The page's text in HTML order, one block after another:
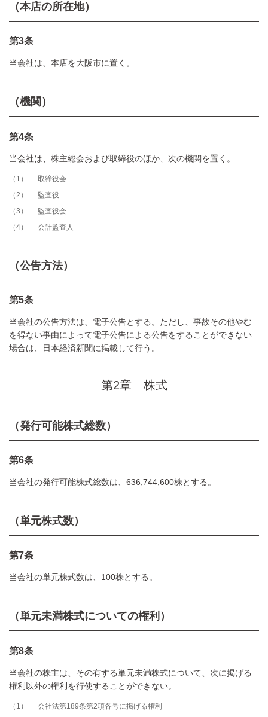
（本店の所在地）
第3条
当会社は、本店を大阪市に置く。
（機関）
第4条
当会社は、株主総会および取締役のほか、次の機関を置く。
1
取締役会
2
監査役
3
監査役会
4
会計監査人
（公告方法）
第5条
当会社の公告方法は、電子公告とする。ただし、事故その他やむ
を得ない事由によって電子公告による公告をすることができない
場合は、日本経済新聞に掲載して行う。
第2章 株式
（発行可能株式総数）
第6条
当会社の発行可能株式総数は、636,744,600株とする。
（単元株式数）
第7条
当会社の単元株式数は、100株とする。
（単元未満株式についての権利）
第8条
当会社の株主は、その有する単元未満株式について、次に掲げる
権利以外の権利を行使することができない。
1
会社法第189条第2項各号に掲げる権利